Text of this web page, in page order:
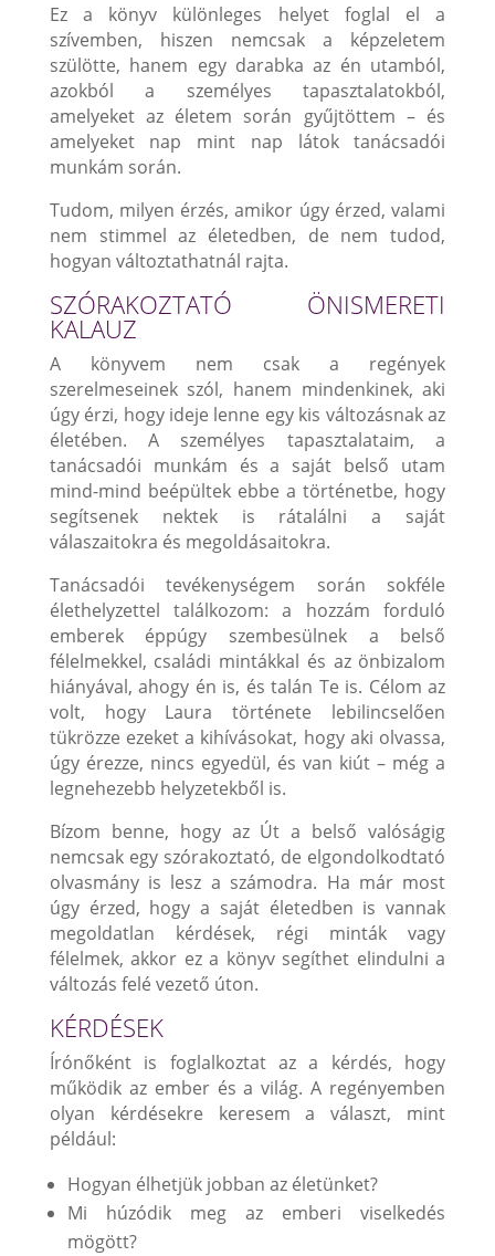
Ez a könyv különleges helyet foglal el a
szívemben, hiszen nemcsak a képzeletem
szülötte, hanem egy darabka az én utamból,
azokból a személyes tapasztalatokból,
amelyeket az életem során gyűjtöttem – és
amelyeket nap mint nap látok tanácsadói
munkám során.
Tudom, milyen érzés, amikor úgy érzed, valami
nem stimmel az életedben, de nem tudod,
hogyan változtathatnál rajta.
SZÓRAKOZTATÓ ÖNISMERETI
KALAUZ
A könyvem nem csak a regények
szerelmeseinek szól, hanem mindenkinek, aki
úgy érzi, hogy ideje lenne egy kis változásnak az
életében. A személyes tapasztalataim, a
tanácsadói munkám és a saját belső utam
mind-mind beépültek ebbe a történetbe, hogy
segítsenek nektek is rátalálni a saját
válaszaitokra és megoldásaitokra.
Tanácsadói tevékenységem során sokféle
élethelyzettel találkozom: a hozzám forduló
emberek éppúgy szembesülnek a belső
félelmekkel, családi mintákkal és az önbizalom
hiányával, ahogy én is, és talán Te is. Célom az
volt, hogy Laura története lebilincselően
tükrözze ezeket a kihívásokat, hogy aki olvassa,
úgy érezze, nincs egyedül, és van kiút – még a
legnehezebb helyzetekből is.
Bízom benne, hogy az Út a belső valóságig
nemcsak egy szórakoztató, de elgondolkodtató
olvasmány is lesz a számodra. Ha már most
úgy érzed, hogy a saját életedben is vannak
megoldatlan kérdések, régi minták vagy
félelmek, akkor ez a könyv segíthet elindulni a
változás felé vezető úton.
KÉRDÉSEK
Írónőként is foglalkoztat az a kérdés, hogy
működik az ember és a világ. A regényemben
olyan kérdésekre keresem a választ, mint
például:
Hogyan élhetjük jobban az életünket?
Mi húzódik meg az emberi viselkedés
mögött?